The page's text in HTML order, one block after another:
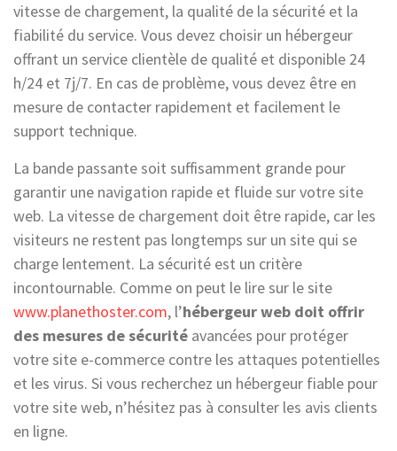
vitesse de chargement, la qualité de la sécurité et la
fiabilité du service. Vous devez choisir un hébergeur
offrant un service clientèle de qualité et disponible 24
h/24 et 7j/7. En cas de problème, vous devez être en
mesure de contacter rapidement et facilement le
support technique.
La bande passante soit suffisamment grande pour
garantir une navigation rapide et fluide sur votre site
web. La vitesse de chargement doit être rapide, car les
visiteurs ne restent pas longtemps sur un site qui se
charge lentement. La sécurité est un critère
incontournable. Comme on peut le lire sur le site
www.planethoster.com, l’hébergeur web doit offrir
des mesures de sécurité avancées pour protéger
votre site e-commerce contre les attaques potentielles
et les virus. Si vous recherchez un hébergeur fiable pour
votre site web, n’hésitez pas à consulter les avis clients
en ligne.